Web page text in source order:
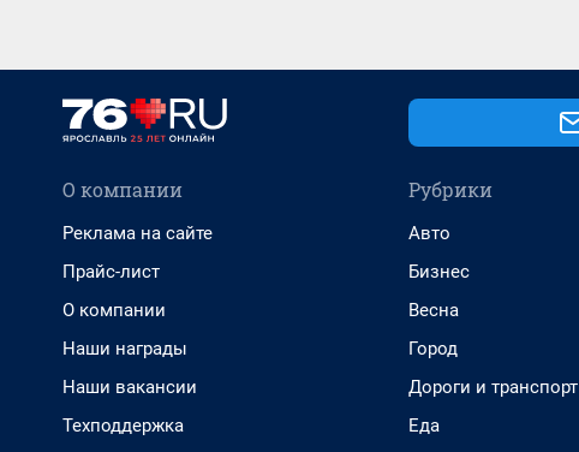
О компании
Реклама на сайте
Прайс-лист
О компании
Наши награды
Наши вакансии
Техподдержка
Рубрики
Авто
Бизнес
Весна
Город
Дороги и транспорт
Еда